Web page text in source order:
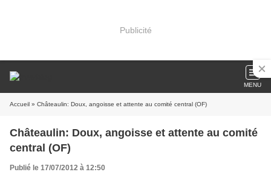
Publicité
MENU
Accueil » Châteaulin: Doux, angoisse et attente au comité central (OF)
Châteaulin: Doux, angoisse et attente au comité
central (OF)
Publié le 17/07/2012 à 12:50